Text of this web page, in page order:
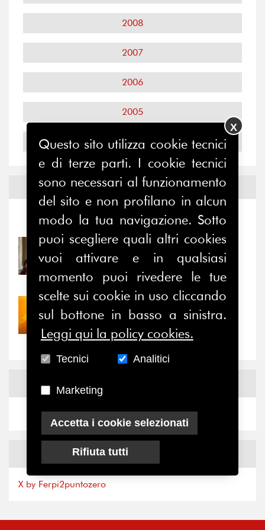
2008
2007
2006
2005
2004
Notizie ed Eventi
Notizie-Eventi
31/07/2026
Prima della pausa estiva,
il valore di...
30/07/2026
Nove anni dopo la
“grande cecità”: la...
News
News
X by Ferpi2puntozero
Questo sito utilizza cookie tecnici
e di terze parti. I cookie tecnici
sono necessari al funzionamento
del sito e non profilano in alcun
modo la tua navigazione. Sotto
puoi scegliere quali altri cookies
vuoi attivare e in qualsiasi
momento puoi rivedere le tue
scelte sui cookie in uso cliccando
sul bottone in basso a sinistra.
Leggi qui la policy cookies.
Tecnici Analitici
Marketing
Accetta i cookie selezionati
Rifiuta tutti
X